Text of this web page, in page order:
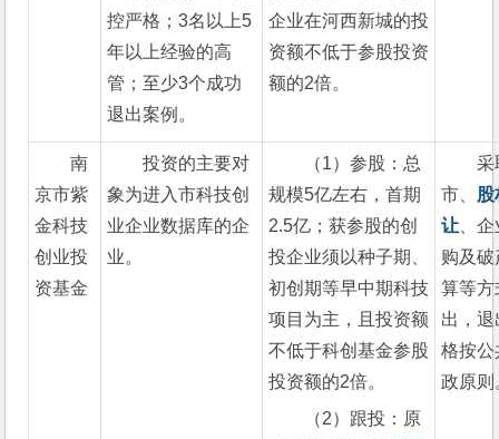
控严格；3名以上5
年以上经验的高
管；至少3个成功
退出案例。
企业在河西新城的投
资额不低于参股投资
额的2倍。
南
京市紫
金科技
创业投
资基金
投资的主要对
象为进入市科技创
业企业数据库的企
业。
（1）参股：总
规模5亿左右，首期
2.5亿；获参股的创
投企业须以种子期、
初创期等早中期科技
项目为主，且投资额
不低于科创基金参股
投资额的2倍。
（2）跟投：原
采
市、 股
让 、
购及破
算等方
出，退
格按公
政原则